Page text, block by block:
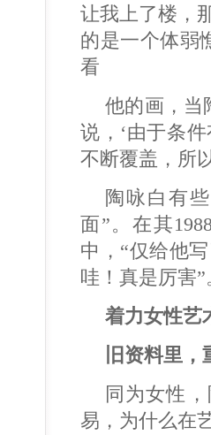
让我上了楼，
的是一个体弱
看
他的画，当
说，‘由于条
不断覆盖，所
陶咏白有
面”。在其
中，“仅给他
哇！真是厉害”
着力女性艺
旧资料里
同为女性
易，为什么在